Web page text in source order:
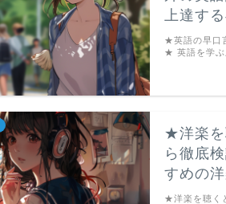
上達す
★英語の早口
★ 英語を学ぶ
★洋楽を
ら徹底
すめの
★洋楽を聴く